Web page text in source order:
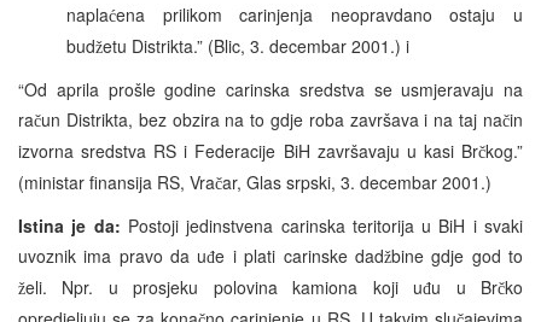
naplaćena prilikom carinjenja neopravdano ostaju u
budžetu Distrikta.” (Blic, 3. decembar 2001.) i
“Od aprila prošle godine carinska sredstva se usmjeravaju na
račun Distrikta, bez obzira na to gdje roba završava i na taj način
izvorna sredstva RS i Federacije BiH završavaju u kasi Brčkog.”
(ministar finansija RS, Vračar, Glas srpski, 3. decembar 2001.)
Istina je da: Postoji jedinstvena carinska teritorija u BiH i svaki
uvoznik ima pravo da uđe i plati carinske dadžbine gdje god to
želi. Npr. u prosjeku polovina kamiona koji uđu u Brčko